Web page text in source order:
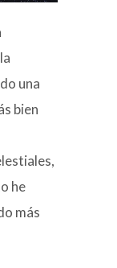
una
bien
he
más